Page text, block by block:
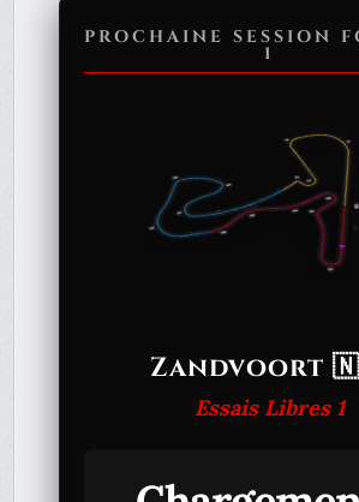
PROCHAINE SESSION
1
Zandvoort
Essais Libres 1